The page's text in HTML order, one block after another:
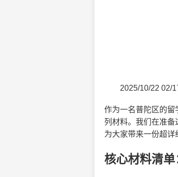
2025/10/22 02/
作为一名普陀区的留
列材料。我们在准
为大家带来一份超详
核心材料清